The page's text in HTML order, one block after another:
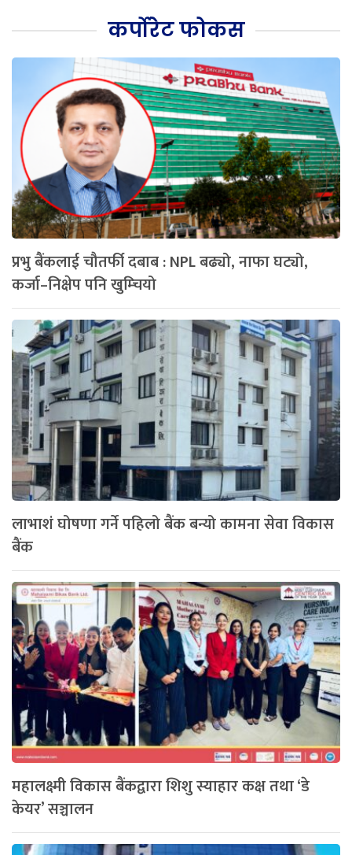
कर्पोरेट फोकस
प्रभु बैंकलाई चौतर्फी दबाब : NPL बढ्यो, नाफा घट्यो,
कर्जा–निक्षेप पनि खुम्चियो
लाभाशं घोषणा गर्ने पहिलो बैंक बन्यो कामना सेवा विकास
बैंक
महालक्ष्मी विकास बैंकद्वारा शिशु स्याहार कक्ष तथा ‘डे
केयर’ सञ्चालन